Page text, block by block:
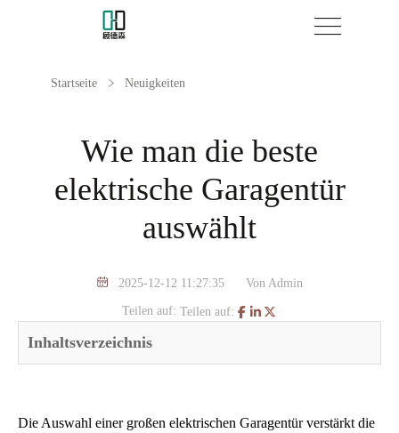
Startseite Neuigkeiten
Wie man die beste
elektrische Garagentür
auswählt
2025-12-12 11:27:35 Von Admin
Teilen auf: Teilen auf:
Inhaltsverzeichnis
Die Auswahl einer großen elektrischen Garagentür verstärkt die